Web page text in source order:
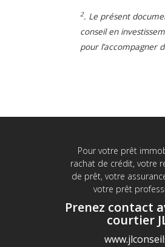
2. Le présent
conseil en
pour l’accompagner
Pour votre prêt
rachat de crédit, votre
de prêt, votre
votre prêt
Prenez contact
courtier